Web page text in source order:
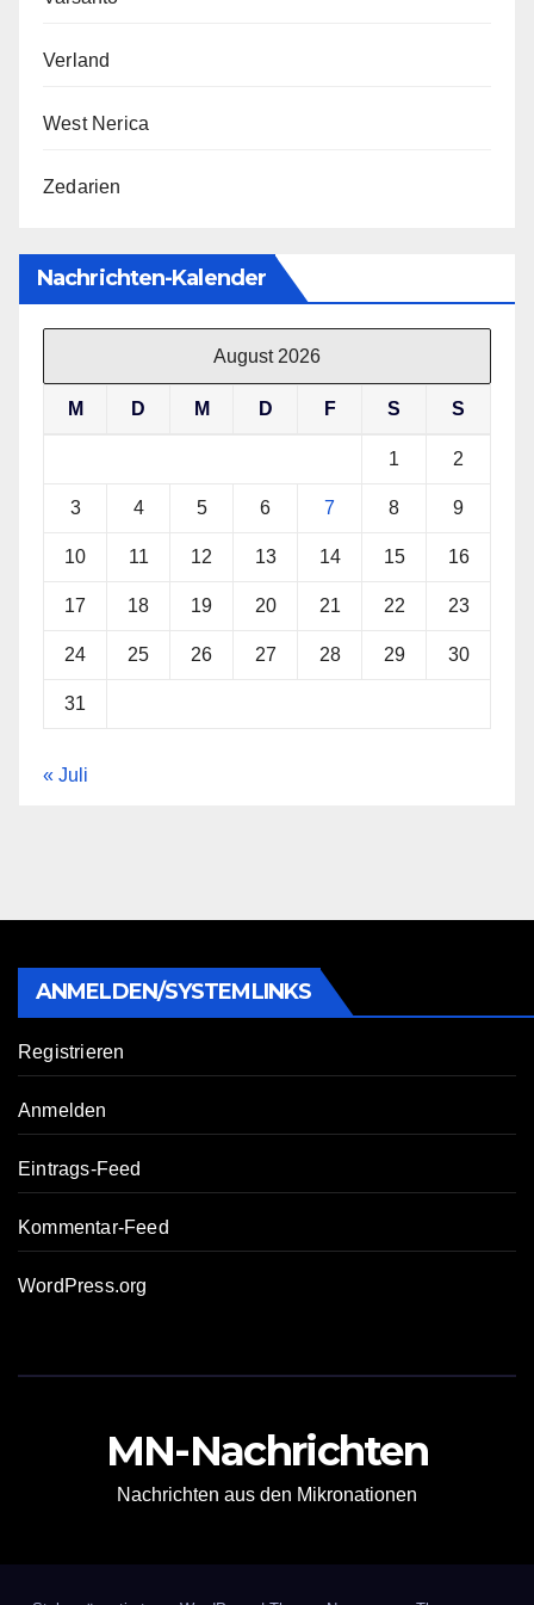
Verland
West Nerica
Zedarien
Nachrichten-Kalender
August 2026
M D M D F S S
1 2
3 4 5 6 7 8 9
10 11 12 13 14 15 16
17 18 19 20 21 22 23
24 25 26 27 28 29 30
31
« Juli
ANMELDEN/SYSTEMLINKS
Registrieren
Anmelden
Eintrags-Feed
Kommentar-Feed
WordPress.org
MN-Nachrichten
Nachrichten aus den Mikronationen